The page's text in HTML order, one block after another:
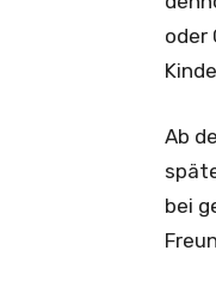
oder
Ab
bei